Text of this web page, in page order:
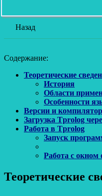
Назад
Содержание:
Теоретические
История
Области
Особенности
Версии и
Загрузка Tprolog
Работа в Tprolog
Запуск
Работа с окном
Теоретические